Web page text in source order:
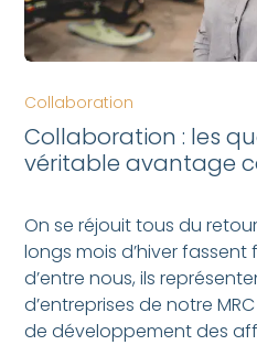
Collaboration
Collaboration : les
véritable avantage
On se réjouit tous du
longs mois d’hiver fassent
d’entre nous, ils
d’entreprises de notre
de développement des